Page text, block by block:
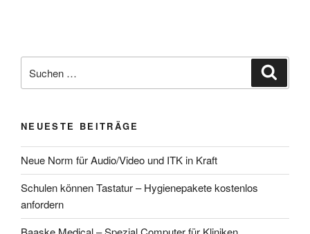
nach:
NEUESTE BEITRÄGE
Neue Norm für Audio/Video und ITK in Kraft
Schulen können Tastatur – Hygienepakete kostenlos
anfordern